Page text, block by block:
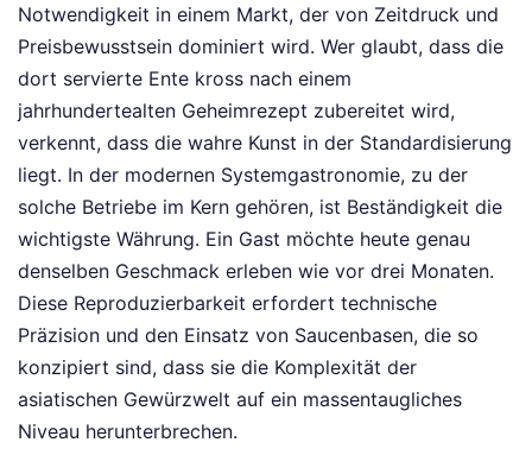
Notwendigkeit in einem Markt, der von Zeitdruck und
Preisbewusstsein dominiert wird. Wer glaubt, dass die
dort servierte Ente kross nach einem
jahrhundertealten Geheimrezept zubereitet wird,
verkennt, dass die wahre Kunst in der Standardisierung
liegt. In der modernen Systemgastronomie, zu der
solche Betriebe im Kern gehören, ist Beständigkeit die
wichtigste Währung. Ein Gast möchte heute genau
denselben Geschmack erleben wie vor drei Monaten.
Diese Reproduzierbarkeit erfordert technische
Präzision und den Einsatz von Saucenbasen, die so
konzipiert sind, dass sie die Komplexität der
asiatischen Gewürzwelt auf ein massentaugliches
Niveau herunterbrechen.